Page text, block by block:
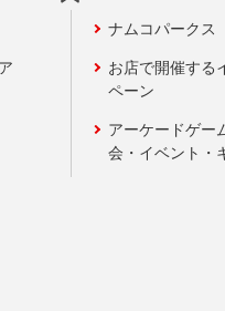
ナムコパークス
お店で開催する
ペーン
アーケードゲー
会・イベント・